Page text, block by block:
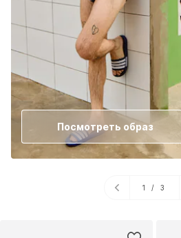
Посмотреть образ
1 / 3